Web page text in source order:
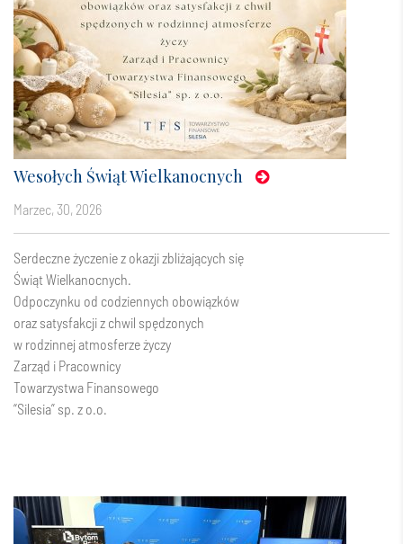
Wesołych Świąt Wielkanocnych
marzec, 30, 2026
Serdeczne życzenie z okazji zbliżających się
Świąt Wielkanocnych.
Odpoczynku od codziennych obowiązków
oraz satysfakcji z chwil spędzonych
w rodzinnej atmosferze życzy
Zarząd i Pracownicy
Towarzystwa Finansowego
“Silesia” sp. z o.o.